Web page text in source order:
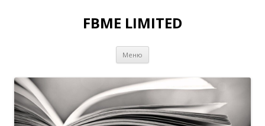
FBME LIMITED
Меню